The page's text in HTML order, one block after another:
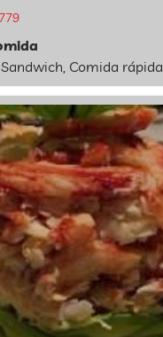
Comida rápida